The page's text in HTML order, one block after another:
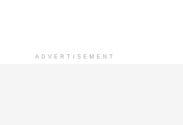
ADVERTISEMENT